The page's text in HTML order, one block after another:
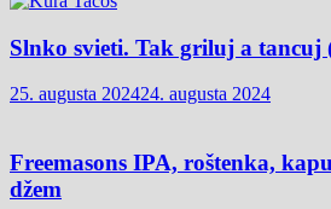
Slnko svieti. Tak griluj a tancuj
25. augusta 202424. augusta 2024
Freemasons IPA, roštenka,
džem